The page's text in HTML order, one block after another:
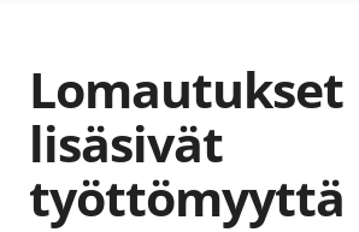
Lomautukset
lisäsivät
työttömyyttä